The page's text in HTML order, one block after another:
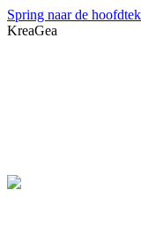
Spring naar de
KreaGea